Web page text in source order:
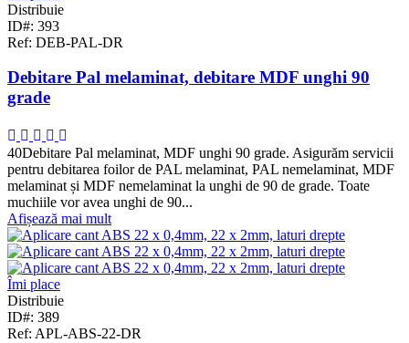
Distribuie
ID#: 393
Ref: DEB-PAL-DR
Debitare Pal melaminat, debitare MDF unghi 90
grade
40Debitare Pal melaminat, MDF unghi 90 grade. Asigurăm servicii
pentru debitarea foilor de PAL melaminat, PAL nemelaminat, MDF
melaminat și MDF nemelaminat la unghi de 90 de grade. Toate
muchiile vor avea unghi de 90...
Afișează mai mult
Îmi place
Distribuie
ID#: 389
Ref: APL-ABS-22-DR